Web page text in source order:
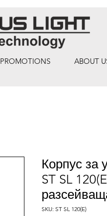
PROMOTIONS ABOUT
Корпус за
ST SL
SKU: ST SL 120(E)